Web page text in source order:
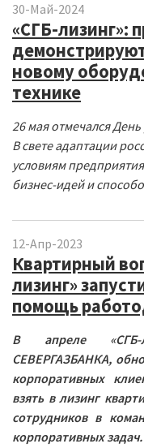
30-Май-2024
«СГБ-лизинг»:
новому
технике
26 мая отмечался
В свете адаптации
условиям
бизнес-идей и
12-Апр-2023
Квартирный
лизинг»
помощь
В апреле «СГБ-
СЕВЕРГАЗБАНКА,
корпоративных
взять в лизинг
сотрудников в
корпоративных задач.